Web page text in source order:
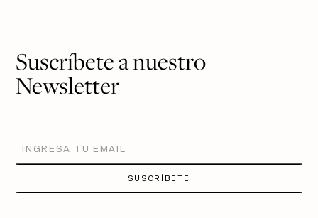
Suscríbete a nuestro
Newsletter